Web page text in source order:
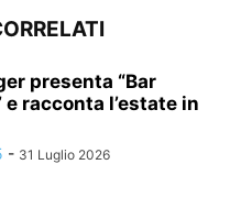
presenta “Bar
e racconta l’estate in
- 31 Luglio 2026